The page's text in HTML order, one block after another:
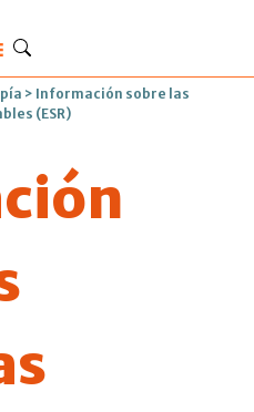
> Información sobre las
(ESR)